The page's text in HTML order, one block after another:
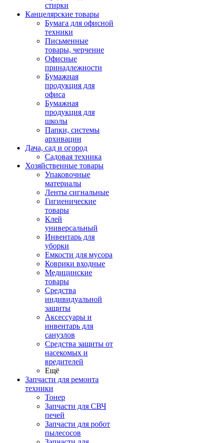
стирки
Канцелярские товары
Бумага для офисной
техники
Письменные
товары, черчение
Офисные
принадлежности
Бумажная
продукция для
офиса
Бумажная
продукция для
школы
Папки, системы
архивации
Дача, сад и огород
Садовая техника
Хозяйственные товары
Упаковочные
материалы
Ленты сигнальные
Гигиенические
товары
Клей
универсальный
Инвентарь для
уборки
Емкости для мусора
Коврики входные
Медицинские
товары
Средства
индивидуальной
защиты
Аксессуары и
инвентарь для
санузлов
Средства защиты от
насекомых и
вредителей
Ещё
Запчасти для ремонта
техники
Тонер
Запчасти для СВЧ
печей
Запчасти для робот
пылесосов